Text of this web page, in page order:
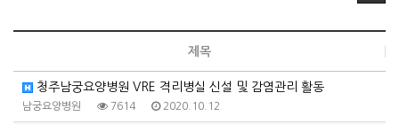
제목
청주남궁요양병원 VRE 격리병실 신설 및 감염관리 활동
남궁요양병원 7614 2020.10.12